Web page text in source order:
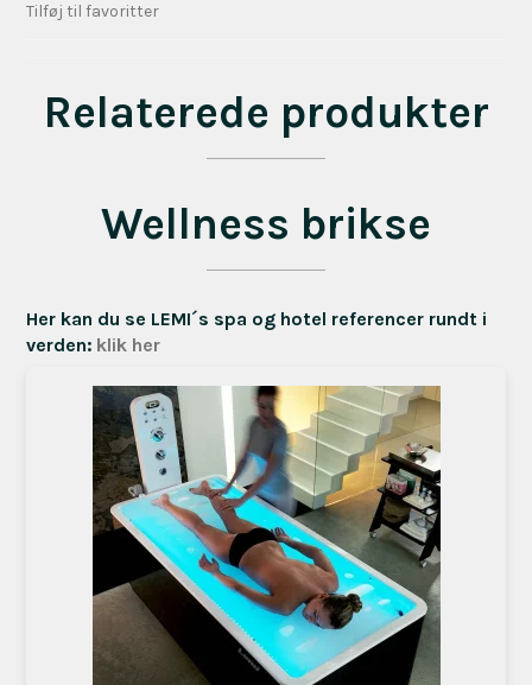
Tilføj til favoritter
Relaterede produkter
Wellness brikse
Her kan du se LEMI´s spa og hotel referencer rundt i
verden: klik her